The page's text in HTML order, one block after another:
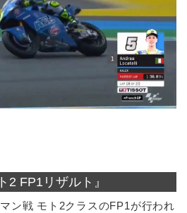
2 FP1リザルト』
ン戦 モト2クラスのFP1が行われ